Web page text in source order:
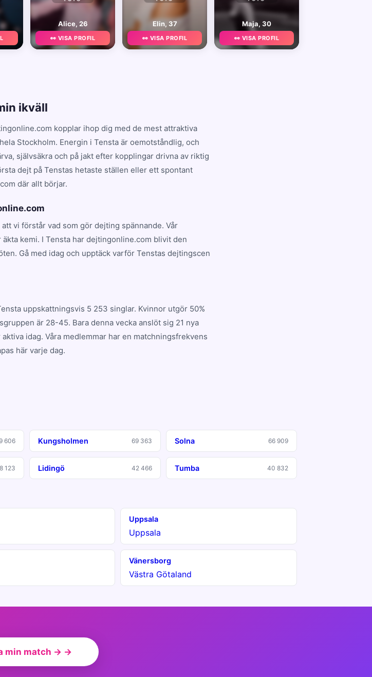
Alice, 26
👀 VISA PROFIL
Elin, 37
👀 VISA PROFIL
Maja, 30
👀 VISA PROFIL
ikväll
kopplar ihop dig med de mest attraktiva
Stockholm. Energin i Tensta är oemotståndlig, och
självsäkra och på jakt efter kopplingar drivna av riktig
dejt på Tenstas hetaste ställen eller ett spontant
där allt börjar.
vi förstår vad som gör dejting spännande. Vår
kemi. I Tensta har dejtingonline.com blivit den
Gå med idag och upptäck varför Tenstas dejtingscen
uppskattningsvis 5 253 singlar. Kvinnor utgör 50%
är 28-45. Bara denna vecka anslöt sig 21 nya
idag. Våra medlemmar har en matchningsfrekvens
här varje dag.
606 Kungsholmen 69 363 Solna 66 909
123 Lidingö 42 466 Tumba 40 832
Uppsala
Uppsala
Vänersborg
Västra Götaland
min match → →